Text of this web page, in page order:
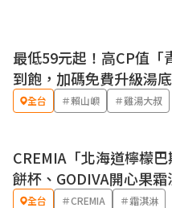
最低59元起！高CP值「
到飽，加碼免費升級湯底
全台 ＃賴山嶼 ＃雞湯大叔
優惠
CREMIA「北海道檸檬
餅杯、GODIVA開心果
全台 ＃CREMIA ＃霜淇淋